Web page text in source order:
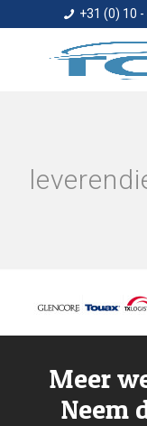
+31 (0) 10
Meer
Neem